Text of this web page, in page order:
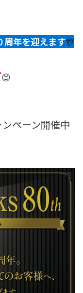
周年を迎えます🎊
😊
ペーン開催中